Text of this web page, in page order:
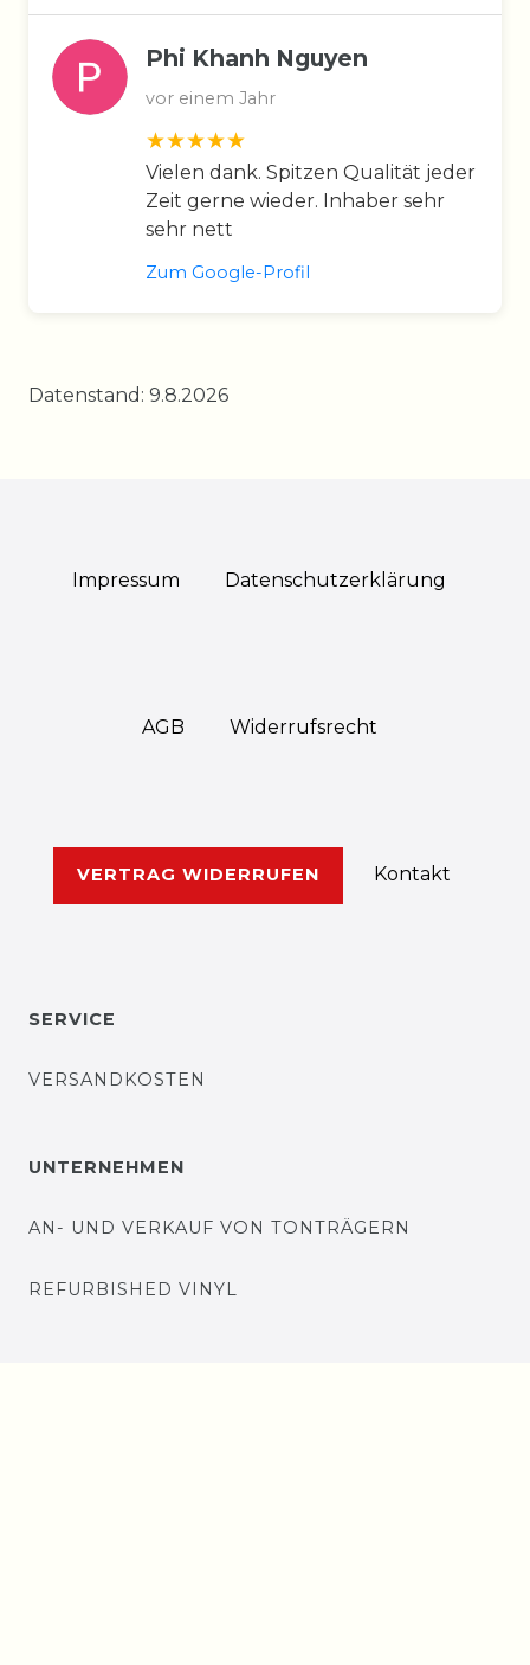
Phi Khanh Nguyen
vor einem Jahr
Vielen dank. Spitzen Qualität jeder
Zeit gerne wieder. Inhaber sehr
sehr nett
Zum Google-Profil
Datenstand: 9.8.2026
Impressum Daten­schutz­erklärung
AGB Widerrufs­recht
VERTRAG WIDERRUFEN Kontakt
SERVICE
VERSANDKOSTEN
UNTERNEHMEN
AN- UND VERKAUF VON TONTRÄGERN
REFURBISHED VINYL